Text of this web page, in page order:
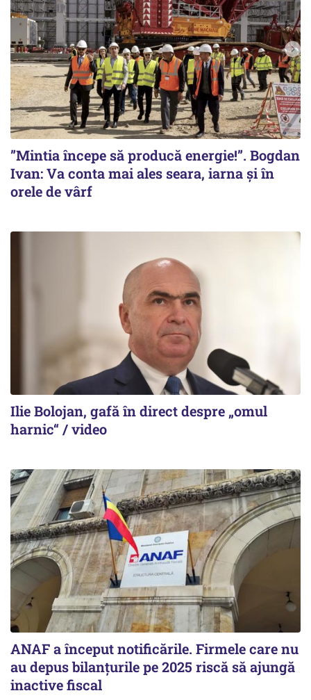
”Mintia începe să producă energie!”. Bogdan
Ivan: Va conta mai ales seara, iarna și în
orele de vârf
Ilie Bolojan, gafă în direct despre „omul
harnic“ / video
ANAF a început notificările. Firmele care nu
au depus bilanțurile pe 2025 riscă să ajungă
inactive fiscal